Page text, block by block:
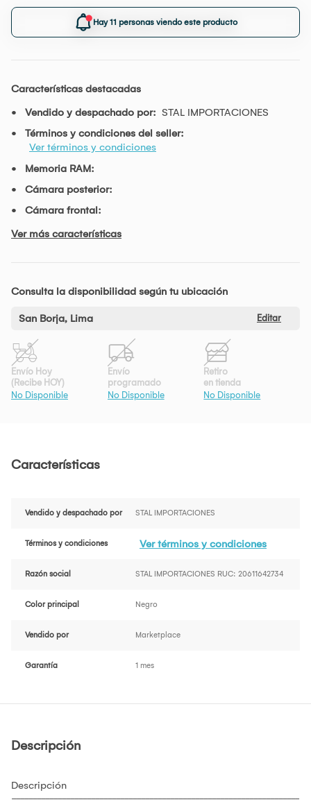
Hay 11 personas viendo este producto
Características destacadas
Vendido y despachado por: STAL IMPORTACIONES
Términos y condiciones del seller:
Ver términos y condiciones
Memoria RAM:
Cámara posterior:
Cámara frontal:
Ver más características
Consulta la disponibilidad según tu ubicación
San Borja, Lima Editar
Envío Hoy
(Recibe HOY)
No Disponible
Envío
programado
No Disponible
Retiro
en tienda
No Disponible
Características
Vendido y despachado por STAL IMPORTACIONES
Términos y condiciones Ver términos y condiciones
Razón social STAL IMPORTACIONES RUC: 20611642734
Color principal Negro
Vendido por Marketplace
Garantía 1 mes
Descripción
Descripción
---------------------------------------------------------------------